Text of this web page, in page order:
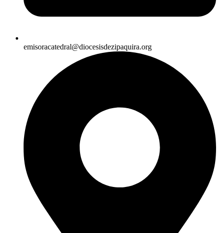
emisoracatedral@diocesisdezipaquira.org